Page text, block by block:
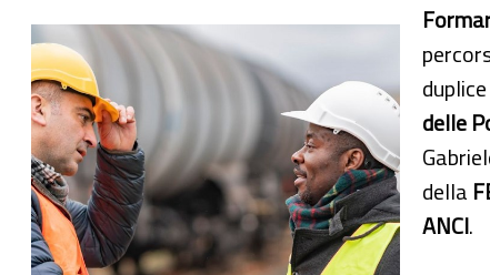
delle
della
ANCI.